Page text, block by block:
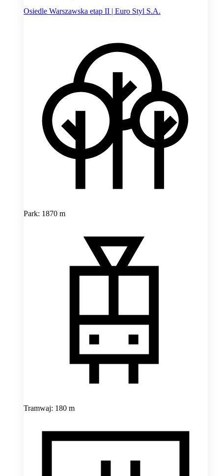
Osiedle Warszawska etap II | Euro Styl S.A.
Park: 1870 m
Tramwaj: 180 m